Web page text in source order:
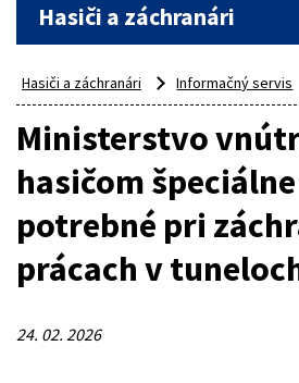
Hasiči a záchranári
Hasiči a záchranári Informačný servis
Ministerstvo
hasičom
potrebné pri
prácach v
24. 02. 2026